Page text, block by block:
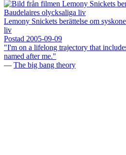
Lemony Snickets berättelse om
liv
Postad 2005-09-09
"I'm on a lifelong trajectory that
named after me."
— The big bang theory